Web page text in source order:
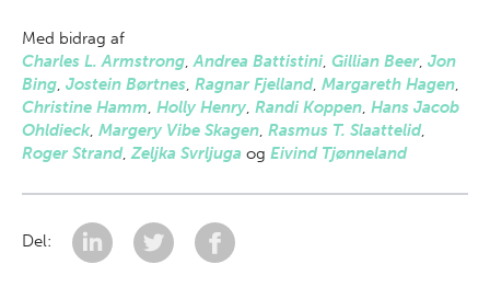
Med bidrag af
Charles L. Armstrong,Andrea Battistini, Gillian Beer, Jon
Bing, Jostein Børtnes, Ragnar Fjelland, Margareth Hagen,
Christine Hamm, Holly Henry, Randi Koppen, Hans Jacob
Ohldieck, Margery Vibe Skagen, Rasmus T. Slaattelid,
Roger Strand,Zeljka Svrljuga og Eivind Tjønneland
Del: